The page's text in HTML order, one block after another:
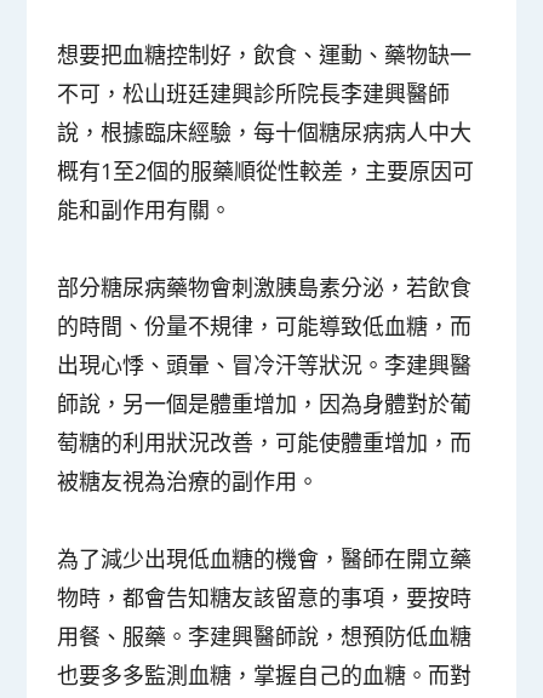
想要把血糖控制好，飲食、運動、藥物缺一
不可，松山班廷建興診所院長李建興醫師
說，根據臨床經驗，每十個糖尿病病人中大
概有1至2個的服藥順從性較差，主要原因可
能和副作用有關。
部分糖尿病藥物會刺激胰島素分泌，若飲食
的時間、份量不規律，可能導致低血糖，而
出現心悸、頭暈、冒冷汗等狀況。李建興醫
師說，另一個是體重增加，因為身體對於葡
萄糖的利用狀況改善，可能使體重增加，而
被糖友視為治療的副作用。
為了減少出現低血糖的機會，醫師在開立藥
物時，都會告知糖友該留意的事項，要按時
用餐、服藥。李建興醫師說，想預防低血糖
也要多多監測血糖，掌握自己的血糖。而對